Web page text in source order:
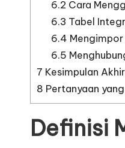
6.2 Cara
6.3 Tabel
6.4
6.5
7 Kesimpulan Akhir
8 Pertanyaan
Definisi